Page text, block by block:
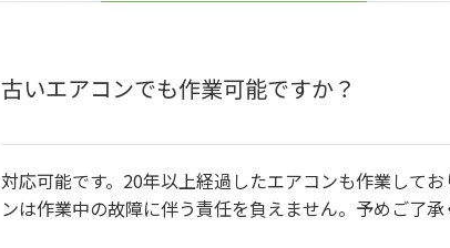
古いエアコンでも作業可能ですか？
対応可能です。20年以上経過したエアコンも作業して
ンは作業中の故障に伴う責任を負えません。予めご了承